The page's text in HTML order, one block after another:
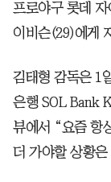
프로야구 롯데
이비슨(29)에게
김태형 감독은 1
은행 SOL Bank
뷰에서 “요즘 항
더 가야할 상황